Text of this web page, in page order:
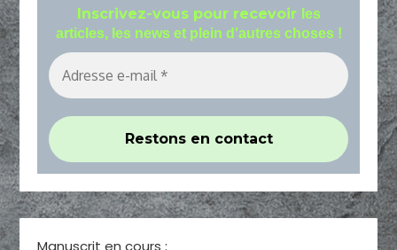
Inscrivez-vous pour recevoir les
articles, les news et plein d'autres choses !
Manuscrit en cours :